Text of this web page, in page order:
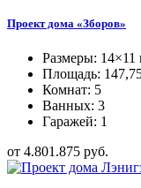
Проект дома «Зборов»
Размеры: 14×11
Площадь:
Комнат: 5
Ванных: 3
Гаражей: 1
от 4.801.875 руб.